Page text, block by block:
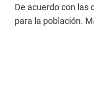
De acuerdo con las
para la población.